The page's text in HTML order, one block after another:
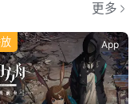
更多
App